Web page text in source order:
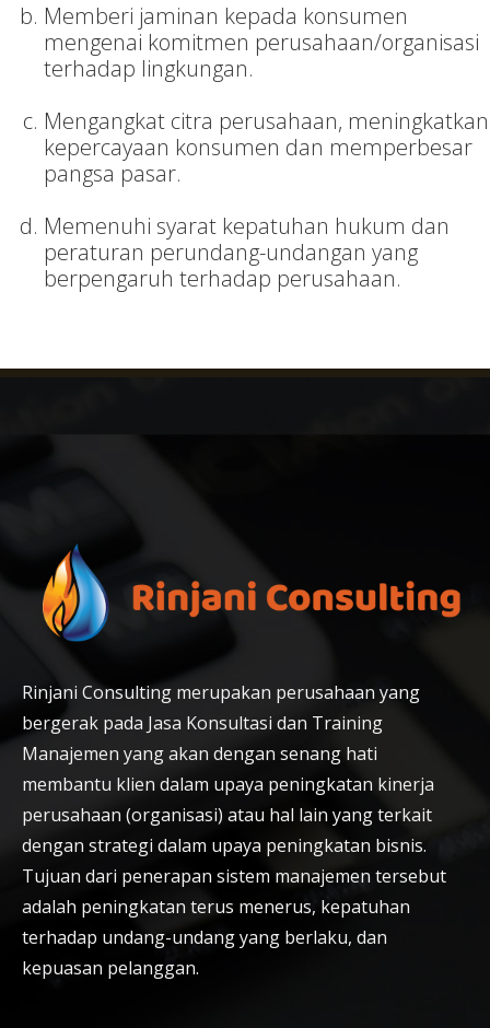
Memberi jaminan kepada konsumen
mengenai komitmen perusahaan/organisasi
terhadap lingkungan.
Mengangkat citra perusahaan, meningkatkan
kepercayaan konsumen dan memperbesar
pangsa pasar.
Memenuhi syarat kepatuhan hukum dan
peraturan perundang-undangan yang
berpengaruh terhadap perusahaan.
Rinjani Consulting merupakan perusahaan yang
bergerak pada Jasa Konsultasi dan Training
Manajemen yang akan dengan senang hati
membantu klien dalam upaya peningkatan kinerja
perusahaan (organisasi) atau hal lain yang terkait
dengan strategi dalam upaya peningkatan bisnis.
Tujuan dari penerapan sistem manajemen tersebut
adalah peningkatan terus menerus, kepatuhan
terhadap undang-undang yang berlaku, dan
kepuasan pelanggan.